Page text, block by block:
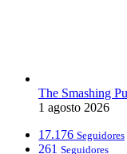
The Smashing
1 agosto 2026
17.176 Seguidores
261 Seguidores